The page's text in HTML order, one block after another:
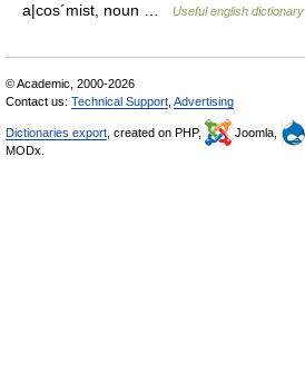
a|cos´mist, noun …
Useful english dictionary
© Academic, 2000-2026
Contact us: Technical Support Advertising
Dictionaries export , created on PHP, Joomla,
MODx.